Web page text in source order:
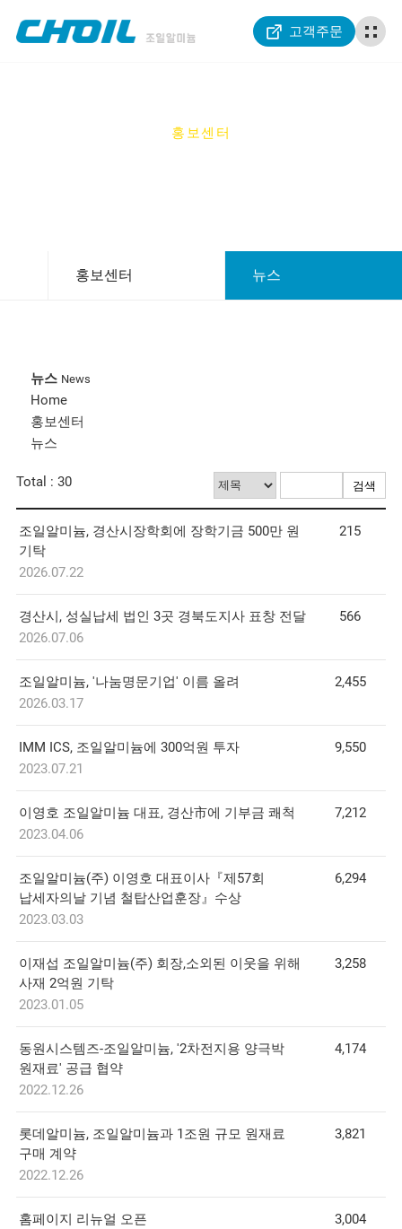
고객주문
홍보센터
홍보센터 뉴스
뉴스 News
Home
홍보센터
뉴스
Total : 30
조일알미늄, 경산시장학회에 장학기금 500만 원
기탁
2026.07.22
215
경산시, 성실납세 법인 3곳 경북도지사 표창 전달
2026.07.06
566
조일알미늄, '나눔명문기업' 이름 올려
2026.03.17
2,455
IMM ICS, 조일알미늄에 300억원 투자
2023.07.21
9,550
이영호 조일알미늄 대표, 경산市에 기부금 쾌척
2023.04.06
7,212
조일알미늄(주) 이영호 대표이사『제57회
납세자의날 기념 철탑산업훈장』수상
2023.03.03
6,294
이재섭 조일알미늄(주) 회장,소외된 이웃을 위해
사재 2억원 기탁
2023.01.05
3,258
동원시스템즈-조일알미늄, '2차전지용 양극박
원재료' 공급 협약
2022.12.26
4,174
롯데알미늄, 조일알미늄과 1조원 규모 원재료
구매 계약
2022.12.26
3,821
홈페이지 리뉴얼 오픈
3,004